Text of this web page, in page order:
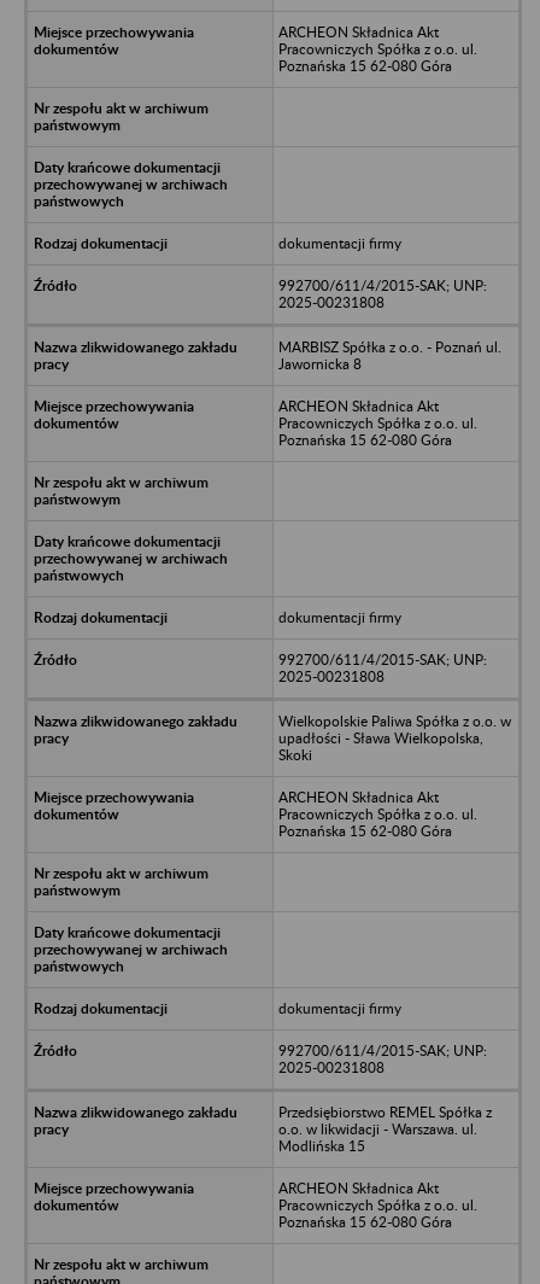
ARCHEON Składnica Akt
Pracowniczych Spółka z o.o. ul.
Poznańska 15 62-080 Góra
dokumentacji firmy
992700/611/4/2015-SAK; UNP:
2025-00231808
MARBISZ Spółka z o.o. - Poznań ul.
Jawornicka 8
ARCHEON Składnica Akt
Pracowniczych Spółka z o.o. ul.
Poznańska 15 62-080 Góra
dokumentacji firmy
992700/611/4/2015-SAK; UNP:
2025-00231808
Wielkopolskie Paliwa Spółka z o.o. w
upadłości - Sława Wielkopolska,
Skoki
ARCHEON Składnica Akt
Pracowniczych Spółka z o.o. ul.
Poznańska 15 62-080 Góra
dokumentacji firmy
992700/611/4/2015-SAK; UNP:
2025-00231808
Przedsiębiorstwo REMEL Spółka z
o.o. w likwidacji - Warszawa. ul.
Modlińska 15
ARCHEON Składnica Akt
Pracowniczych Spółka z o.o. ul.
Poznańska 15 62-080 Góra